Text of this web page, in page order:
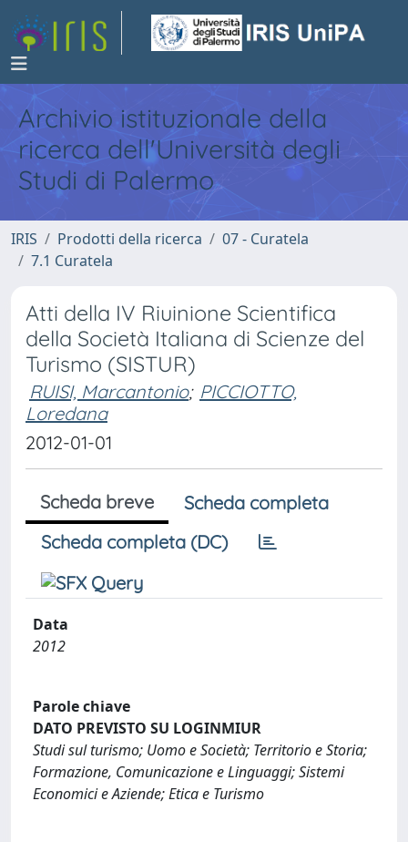
Archivio istituzionale della
ricerca dell'Università degli
Studi di Palermo
IRIS Prodotti della ricerca
07 - Curatela
7.1 Curatela
Atti della IV Riuinione Scientifica
della Società Italiana di Scienze del
Turismo (SISTUR)
RUISI, Marcantonio; PICCIOTTO,
Loredana
2012-01-01
Scheda breve
Scheda completa
Scheda completa (DC)
Data
2012
Parole chiave
DATO PREVISTO SU LOGINMIUR
Studi sul turismo; Uomo e Società; Territorio e Storia;
Formazione, Comunicazione e Linguaggi; Sistemi
Economici e Aziende; Etica e Turismo